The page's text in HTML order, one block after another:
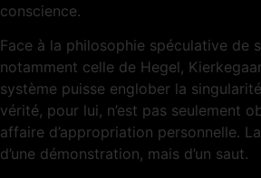
conscience.
Face à la philosophie spéculative de
notamment celle de Hegel,
système puisse englober la
vérité, pour lui, n’est pas seulement
affaire d’appropriation personnelle.
d’une démonstration, mais d’un saut.